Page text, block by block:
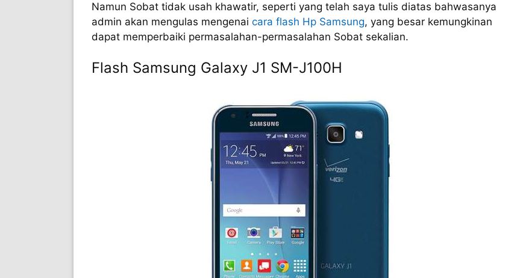
Namun Sobat tidak usah khawatir, seperti yang telah saya tulis diatas bahwasanya
admin akan mengulas mengenai cara flash Hp Samsung, yang besar kemungkinan
dapat memperbaiki permasalahan-permasalahan Sobat sekalian.
Flash Samsung Galaxy J1 SM-J100H